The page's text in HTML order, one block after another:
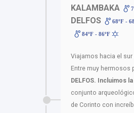
KALAMBAKA
DELFOS
68ºF -
84ºF - 86ºF
Viajamos hacia el sur
Entre muy hermosos
DELFOS. Incluimos
conjunto
de Corinto con